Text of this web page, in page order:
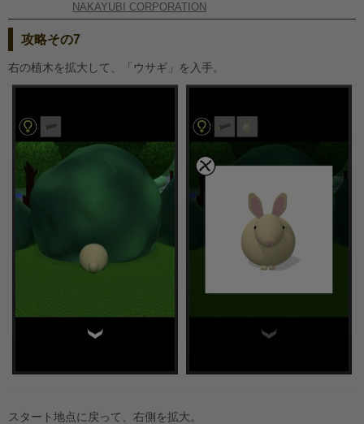
NAKAYUBI CORPORATION
攻略その7
右の植木を拡大して、「ウサギ」を入手。
スタート地点に戻って、右側を拡大。